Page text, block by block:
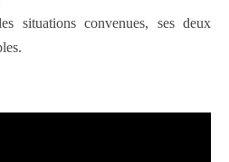
situations convenues, ses deux